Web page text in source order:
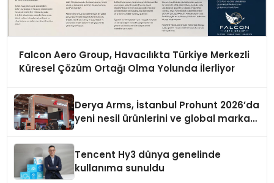
Falcon Aero Group, Havacılıkta Türkiye Merkezli
Küresel Çözüm Ortağı Olma Yolunda İlerliyor
Derya Arms, İstanbul Prohunt 2026’da
yeni nesil ürünlerini ve global marka
Tencent Hy3 dünya genelinde
kullanıma sunuldu